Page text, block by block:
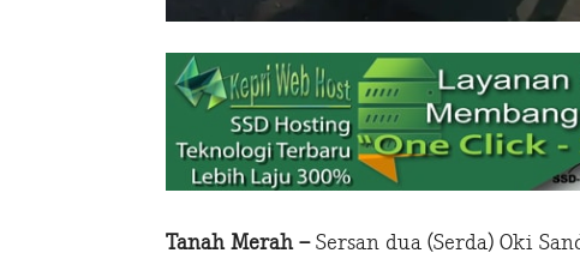
Tanah Merah –Sersan dua (Serda) Oki